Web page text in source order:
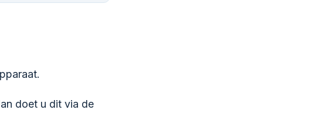
doet u dit via de